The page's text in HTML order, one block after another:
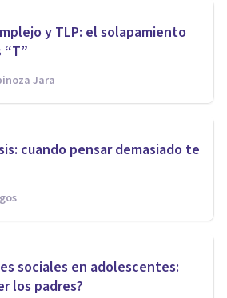
y TLP: el solapamiento
Jara
cuando pensar demasiado te
sociales en adolescentes:
los padres?